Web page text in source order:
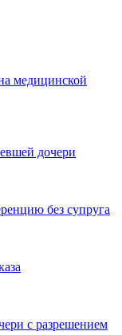
медицинской
дочери
без супруга
с разрешением